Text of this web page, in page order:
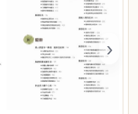
›